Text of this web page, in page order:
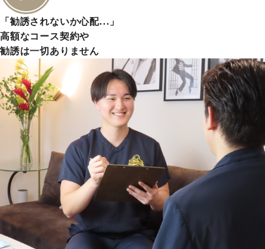
「勧誘されないか心配…」
高額なコース契約や
勧誘は一切ありません